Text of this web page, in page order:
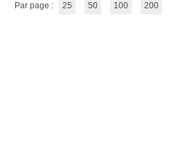
Par page : 25 50 100 200